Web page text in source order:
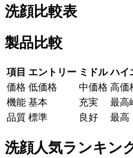
洗顔比較表
製品比較
項目 エントリー ミドル ハイ
価格 低価格 中価格 高価
機能 基本 充実
最高
品質 標準 良好 最高
洗顔人気ランキン